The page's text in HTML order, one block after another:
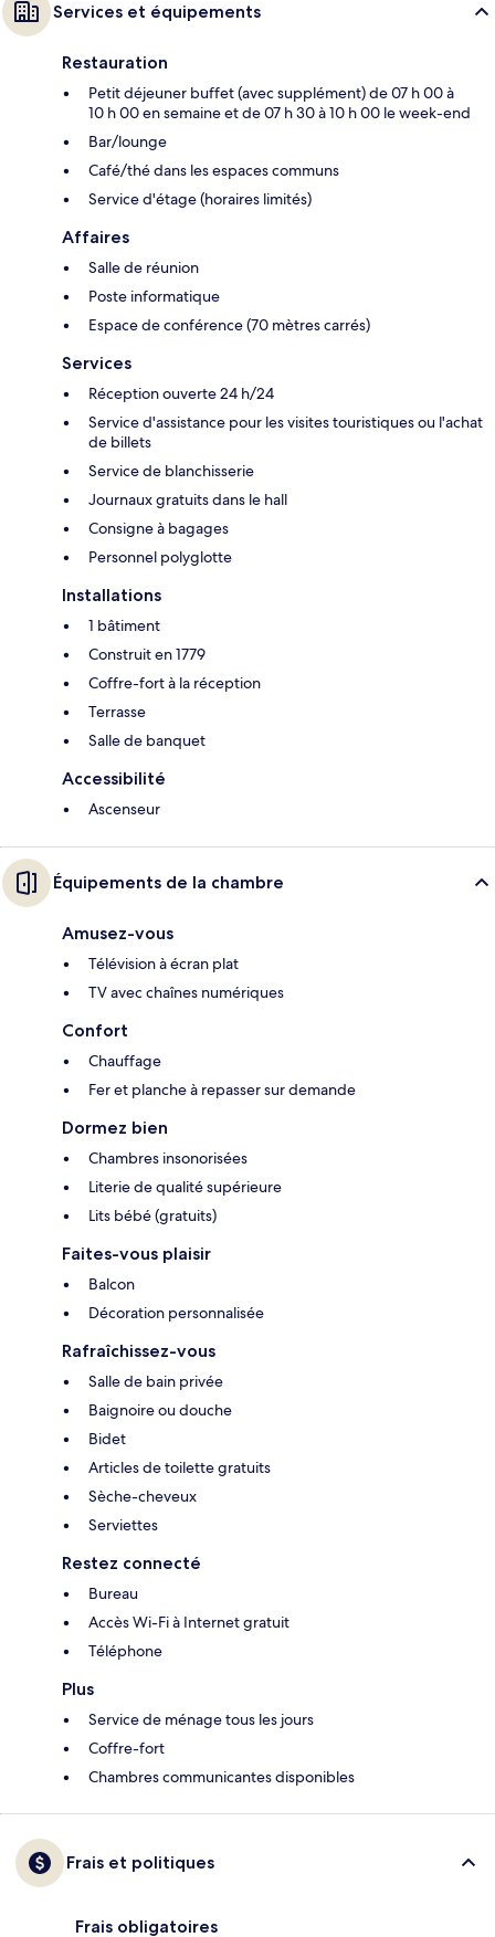
Services et équipements
Restauration
Petit déjeuner buffet (avec supplément) de 07 h 00 à
10 h 00 en semaine et de 07 h 30 à 10 h 00 le week-end
Bar/lounge
Café/thé dans les espaces communs
Service d'étage (horaires limités)
Affaires
Salle de réunion
Poste informatique
Espace de conférence (70 mètres carrés)
Services
Réception ouverte 24 h/24
Service d'assistance pour les visites touristiques ou l'achat
de billets
Service de blanchisserie
Journaux gratuits dans le hall
Consigne à bagages
Personnel polyglotte
Installations
1 bâtiment
Construit en 1779
Coffre-fort à la réception
Terrasse
Salle de banquet
Accessibilité
Ascenseur
Équipements de la chambre
Amusez-vous
Télévision à écran plat
TV avec chaînes numériques
Confort
Chauffage
Fer et planche à repasser sur demande
Dormez bien
Chambres insonorisées
Literie de qualité supérieure
Lits bébé (gratuits)
Faites-vous plaisir
Balcon
Décoration personnalisée
Rafraîchissez-vous
Salle de bain privée
Baignoire ou douche
Bidet
Articles de toilette gratuits
Sèche-cheveux
Serviettes
Restez connecté
Bureau
Accès Wi-Fi à Internet gratuit
Téléphone
Plus
Service de ménage tous les jours
Coffre-fort
Chambres communicantes disponibles
Frais et politiques
Frais obligatoires